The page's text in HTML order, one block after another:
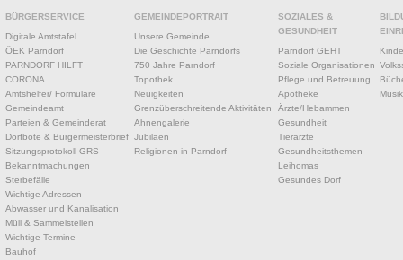
BÜRGERSERVICE
Digitale Amtstafel
ÖEK Parndorf
PARNDORF HILFT
CORONA
Amtshelfer/ Formulare
Gemeindeamt
Parteien & Gemeinderat
Dorfbote & Bürgermeisterbrief
Sitzungsprotokoll GRS
Bekanntmachungen
Sterbefälle
Wichtige Adressen
Abwasser und Kanalisation
Müll & Sammelstellen
Wichtige Termine
Bauhof
GEMEINDEPORTRAIT
Unsere Gemeinde
Die Geschichte Parndorfs
750 Jahre Parndorf
Topothek
Neuigkeiten
Grenzüberschreitende Aktivitäten
Ahnengalerie
Jubiläen
Religionen in Parndorf
SOZIALES &
GESUNDHEIT
Parndorf GEHT
Soziale Organisationen
Pflege und Betreuung
Apotheke
Ärzte/Hebammen
Gesundheit
Tierärzte
Gesundheitsthemen
Leihomas
Gesundes Dorf